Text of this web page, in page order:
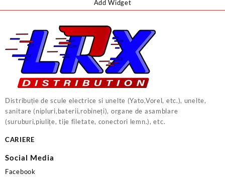
Add Widget
Distribuție de scule electrice si unelte (Yato,Vorel, etc.), unelte,
sanitare (nipluri,baterii,robineți), organe de asamblare
(suruburi,piulițe, tije filetate, conectori lemn.), etc.
CARIERE
Social Media
Facebook